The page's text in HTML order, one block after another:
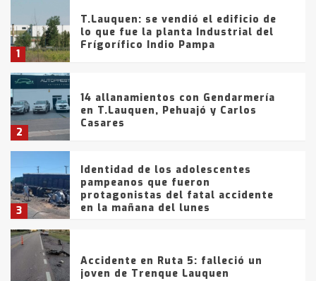
1
T.Lauquen: se vendió el edificio de
lo que fue la planta Industrial del
Frígorífico Indio Pampa
2
14 allanamientos con Gendarmería
en T.Lauquen, Pehuajó y Carlos
Casares
3
Identidad de los adolescentes
pampeanos que fueron
protagonistas del fatal accidente
en la mañana del lunes
Accidente en Ruta 5: falleció un
joven de Trenque Lauquen